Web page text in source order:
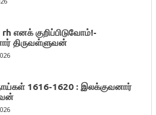
எனக் குறிப்பிடுவோம்!-
திருவள்ளுவன்
1616-1620 : இலக்குவனார்